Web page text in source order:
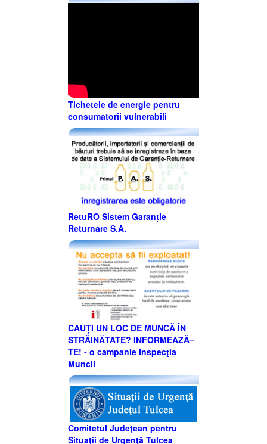
Tichetele de energie pentru
consumatorii vulnerabili
RetuRO Sistem Garanție
Returnare S.A.
CAUȚI UN LOC DE MUNCĂ ÎN
STRĂINĂTATE? INFORMEAZĂ–
TE! - o campanie Inspecţia
Muncii
Comitetul Judeţean pentru
Situaţii de Urgenţă Tulcea